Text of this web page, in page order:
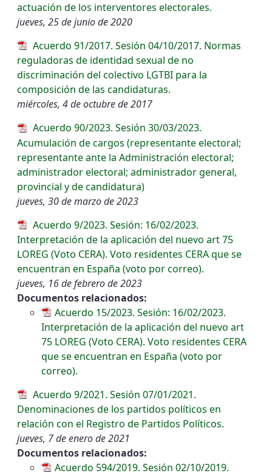
actuación de los interventores electorales.
jueves, 25 de junio de 2020
Acuerdo 91/2017. Sesión 04/10/2017. Normas
reguladoras de identidad sexual de no
discriminación del colectivo LGTBI para la
composición de las candidaturas.
miércoles, 4 de octubre de 2017
Acuerdo 90/2023. Sesión 30/03/2023.
Acumulación de cargos (representante electoral;
representante ante la Administración electoral;
administrador electoral; administrador general,
provincial y de candidatura)
jueves, 30 de marzo de 2023
Acuerdo 9/2023. Sesión: 16/02/2023.
Interpretación de la aplicación del nuevo art 75
LOREG (Voto CERA). Voto residentes CERA que se
encuentran en España (voto por correo).
jueves, 16 de febrero de 2023
Documentos relacionados:
Acuerdo 15/2023. Sesión: 16/02/2023.
Interpretación de la aplicación del nuevo art
75 LOREG (Voto CERA). Voto residentes CERA
que se encuentran en España (voto por
correo).
Acuerdo 9/2021. Sesión 07/01/2021.
Denominaciones de los partidos políticos en
relación con el Registro de Partidos Políticos.
jueves, 7 de enero de 2021
Documentos relacionados:
Acuerdo 594/2019. Sesión 02/10/2019.